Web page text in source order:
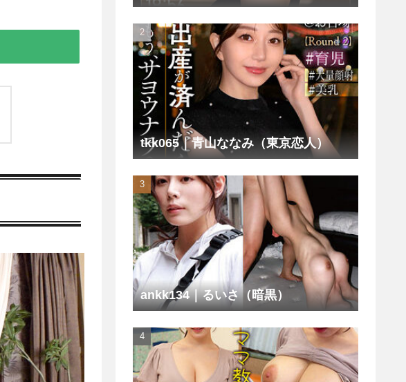
tkk065｜青山ななみ（東京恋人）
ankk134｜るいさ（暗黒）